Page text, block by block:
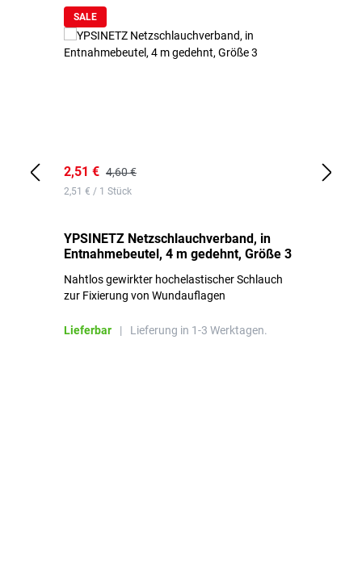
SALE
2,51 € 4,60 €
2,51 € / 1 Stück
YPSINETZ Netzschlauchverband, in
Entnahmebeutel, 4 m gedehnt, Größe 3
Nahtlos gewirkter hochelastischer Schlauch
zur Fixierung von Wundauflagen
Lieferbar | Lieferung in 1-3 Werktagen.